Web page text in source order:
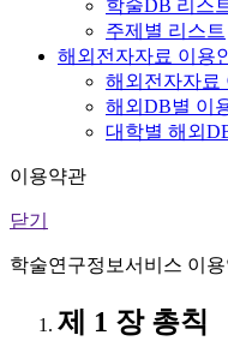
학술DB 리스
주제별 리스트
해외전자자료 이용
해외전자자료
해외DB별 이
대학별 해외
이용약관
닫기
학술연구정보서비스 이
제 1 장 총칙